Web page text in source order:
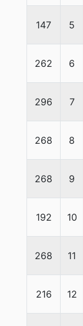
147 5
262 6
296 7
268 8
268 9
192 10
268 11
216 12